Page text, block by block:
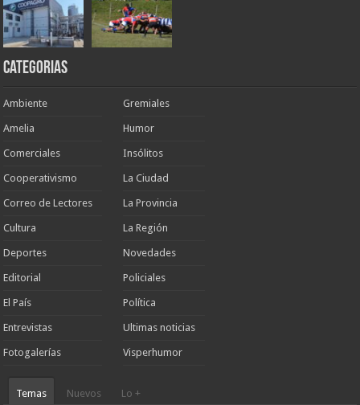
Categorias
Ambiente
Amelia
Comerciales
Cooperativismo
Correo de Lectores
Cultura
Deportes
Editorial
El País
Entrevistas
Fotogalerías
Gremiales
Humor
Insólitos
La Ciudad
La Provincia
La Región
Novedades
Policiales
Política
Ultimas noticias
Visperhumor
Temas Nuevos Lo +